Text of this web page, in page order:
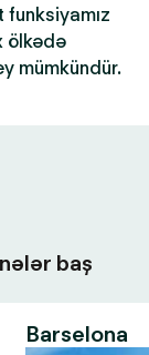
ölkədə
mümkündür.
baş
Barselona